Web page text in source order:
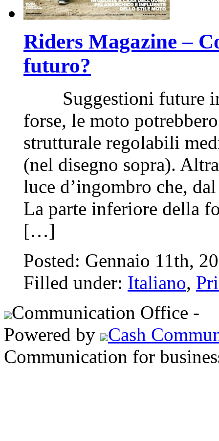
Riders Magazine –
futuro?
Suggestioni future in
forse, le moto
strutturale regolabili
(nel disegno sopra).
luce d’ingombro che,
La parte inferiore della
[…]
Posted: Gennaio 11th,
Filled under: Italiano,
Communication Office -
Powered by
Cash
Communication for